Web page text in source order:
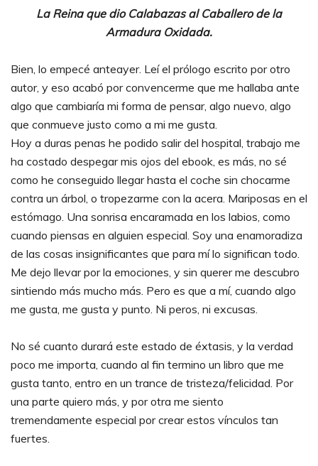
La Reina que dio Calabazas al Caballero de la
Armadura Oxidada.
Bien, lo empecé anteayer. Leí el prólogo escrito por otro
autor, y eso acabó por convencerme que me hallaba ante
algo que cambiaría mi forma de pensar, algo nuevo, algo
que conmueve justo como a mi me gusta.
Hoy a duras penas he podido salir del hospital, trabajo me
ha costado despegar mis ojos del ebook, es más, no sé
como he conseguido llegar hasta el coche sin chocarme
contra un árbol, o tropezarme con la acera. Mariposas en el
estómago. Una sonrisa encaramada en los labios, como
cuando piensas en alguien especial. Soy una enamoradiza
de las cosas insignificantes que para mí lo significan todo.
Me dejo llevar por la emociones, y sin querer me descubro
sintiendo más mucho más. Pero es que a mí, cuando algo
me gusta, me gusta y punto. Ni peros, ni excusas.
No sé cuanto durará este estado de éxtasis, y la verdad
poco me importa, cuando al fin termino un libro que me
gusta tanto, entro en un trance de tristeza/felicidad. Por
una parte quiero más, y por otra me siento
tremendamente especial por crear estos vínculos tan
fuertes.